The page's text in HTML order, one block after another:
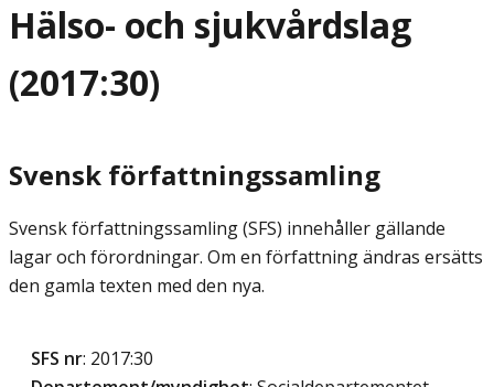
Hälso- och sjukvårdslag
(2017:30)
Svensk författningssamling
Svensk författningssamling (SFS) innehåller gällande
lagar och förordningar. Om en författning ändras ersätts
den gamla texten med den nya.
SFS nr: 2017:30